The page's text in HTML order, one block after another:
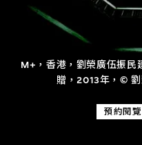
M+，香港，劉榮廣伍振民
贈，2013年，©
預約閱覽
文化藏品。